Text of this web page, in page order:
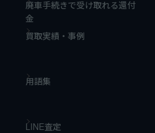
廃車手続きで受け取れる還付
金
買取実績・事例
用語集
LINE査定